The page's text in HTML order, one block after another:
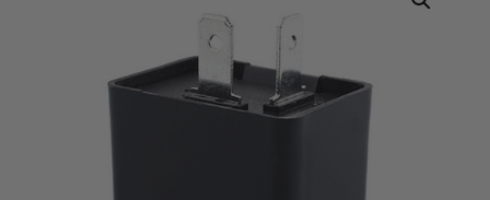
Gyors rendelésfeldolgozással segítünk, hogy hamar
kézhez kapd a csomagod.